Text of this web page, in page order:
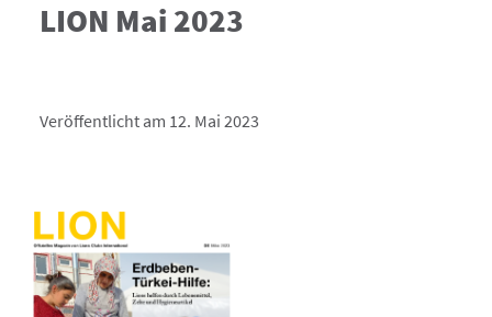
LION Mai 2023
Veröffentlicht am 12. Mai 2023